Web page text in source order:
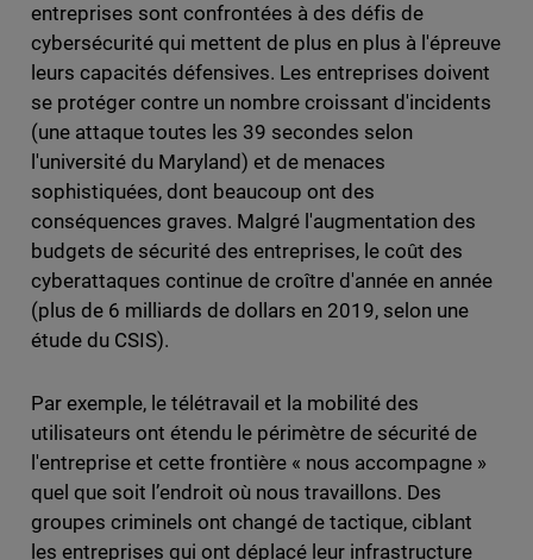
entreprises sont confrontées à des défis de
cybersécurité qui mettent de plus en plus à l'épreuve
leurs capacités défensives. Les entreprises doivent
se protéger contre un nombre croissant d'incidents
(une attaque toutes les 39 secondes selon
l'université du Maryland) et de menaces
sophistiquées, dont beaucoup ont des
conséquences graves. Malgré l'augmentation des
budgets de sécurité des entreprises, le coût des
cyberattaques continue de croître d'année en année
(plus de 6 milliards de dollars en 2019, selon une
étude du CSIS).
Par exemple, le télétravail et la mobilité des
utilisateurs ont étendu le périmètre de sécurité de
l'entreprise et cette frontière « nous accompagne »
quel que soit l’endroit où nous travaillons. Des
groupes criminels ont changé de tactique, ciblant
les entreprises qui ont déplacé leur infrastructure